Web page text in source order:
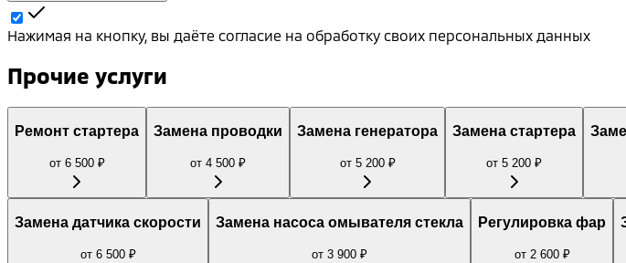
Нажимая на кнопку, вы даёте согласие на обработку своих персональных данных
Прочие услуги
Ремонт стартера
от 6 500₽
Замена проводки
от 4 500 ₽
Замена генератора
от 5 200₽
Замена стартера
от 5 200 ₽
Замена датчика скорости
от 6 500₽
Замена насоса омывателя стекла
от 3 900 ₽
Регулировка фар
от 2 600₽